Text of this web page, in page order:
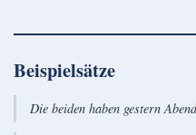
Beispielsätze
Die beiden haben gestern